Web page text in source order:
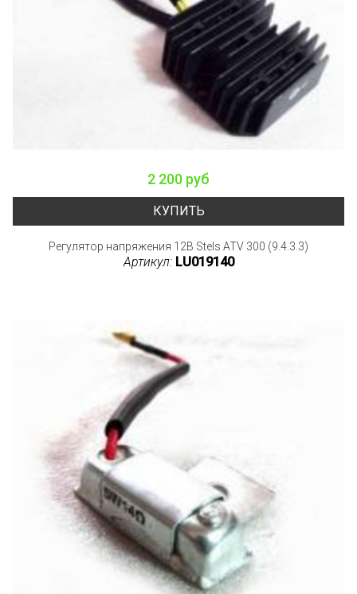
2 200 руб
КУПИТЬ
Регулятор напряжения 12В Stels ATV 300 (9.4.3.3)
Артикул: LU019140